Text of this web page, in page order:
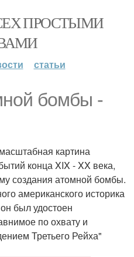
ПРОСТЫМИ
статьи
бомбы -
картина
конца XIX - XX века,
создания атомной бомбы.
американского историка
был удостоен
по охвату и
Третьего Рейха"